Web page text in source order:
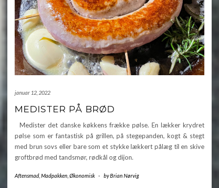
januar 12, 2022
MEDISTER PÅ BRØD
Medister det danske køkkens frække pølse. En lækker krydret
pølse som er fantastisk på grillen, på stegepanden, kogt & stegt
med brun sovs eller bare som et stykke lækkert pålæg til en skive
groftbrød med tandsmør, rødkål og dijon.
Aftensmad Madpakken Økonomisk - byBrian Nørvig